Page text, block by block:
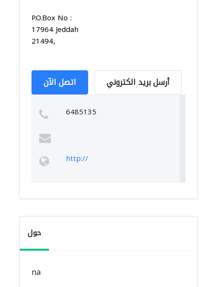
P.O.Box No :
17964 Jeddah
21494,
اتصل الآن أرسل بريد الكتروني
6485135
http://
حول
na